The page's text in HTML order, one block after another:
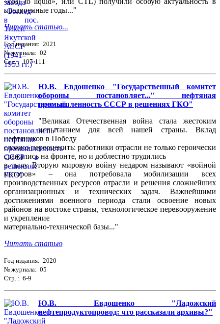
предвоенные годы..."
Читать статью...
Год издания: 2021
№ журнала: 02
Стр. : 107-111
Ю.В. Евдошенко "Государственный комитет
обороны постановляет..." нефтяная
промышленность СССР в решениях ГКО"
"Великая Отечественная война стала жестоким
испытанием для всей нашей страны. Вклад
нефтяников в Победу
сложно переоценить: работники отрасли не только героически
сражались на фронте, но и доблестно трудились
в тылу. Вторую мировую войну недаром называют «войной
моторов» – она потребовала мобилизации всех
производственных ресурсов отрасли и решения сложнейших
организационных и технических задач. Важнейшими
достижениями военного периода стали освоение новых
районов на востоке страны, технологическое перевооружение
и укрепление
материально-технической базы..."
Читать статью
Год издания: 2020
№ журнала: 05
Стр. : 6-9
Ю.В. Евдошенко "Ладожский
нефтепродуктопровод: что рассказали архивы?"